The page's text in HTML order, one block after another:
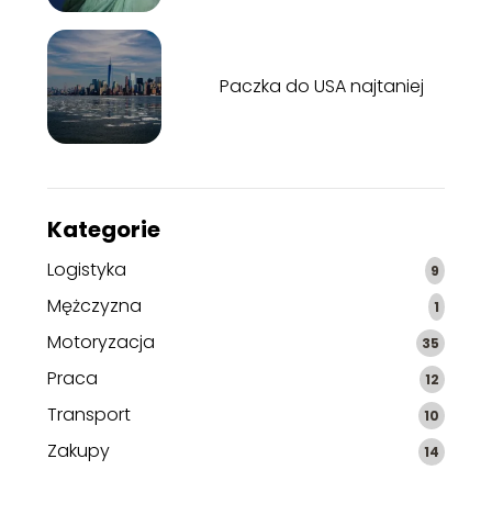
Paczka do USA najtaniej
Kategorie
Logistyka 9
Mężczyzna 1
Motoryzacja 35
Praca 12
Transport 10
Zakupy 14